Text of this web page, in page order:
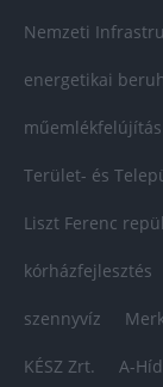
Nemzeti
energetikai
műemlékfelújítás
Terület- és
Liszt Ferenc
kórházfejlesztés
szennyvíz
KÉSZ Zrt. A-